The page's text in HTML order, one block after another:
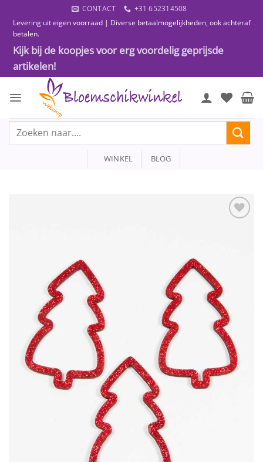
naar
inhoud
CONTACT
+31 652314508
Levering uit eigen voorraad | Diverse betaalmogelijkheden, ook achteraf
betalen.
Kijk bij de koopjes voor erg voordelig geprijsde
artikelen!
Zoeken
WINKEL BLOG